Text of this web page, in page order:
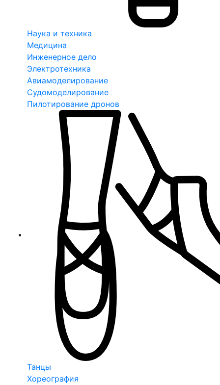
Наука и техника
Медицина
Инженерное дело
Электротехника
Авиамоделирование
Судомоделирование
Пилотирование дронов
Танцы
Хореография